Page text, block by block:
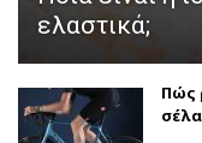
ελαστικά;
Πώς